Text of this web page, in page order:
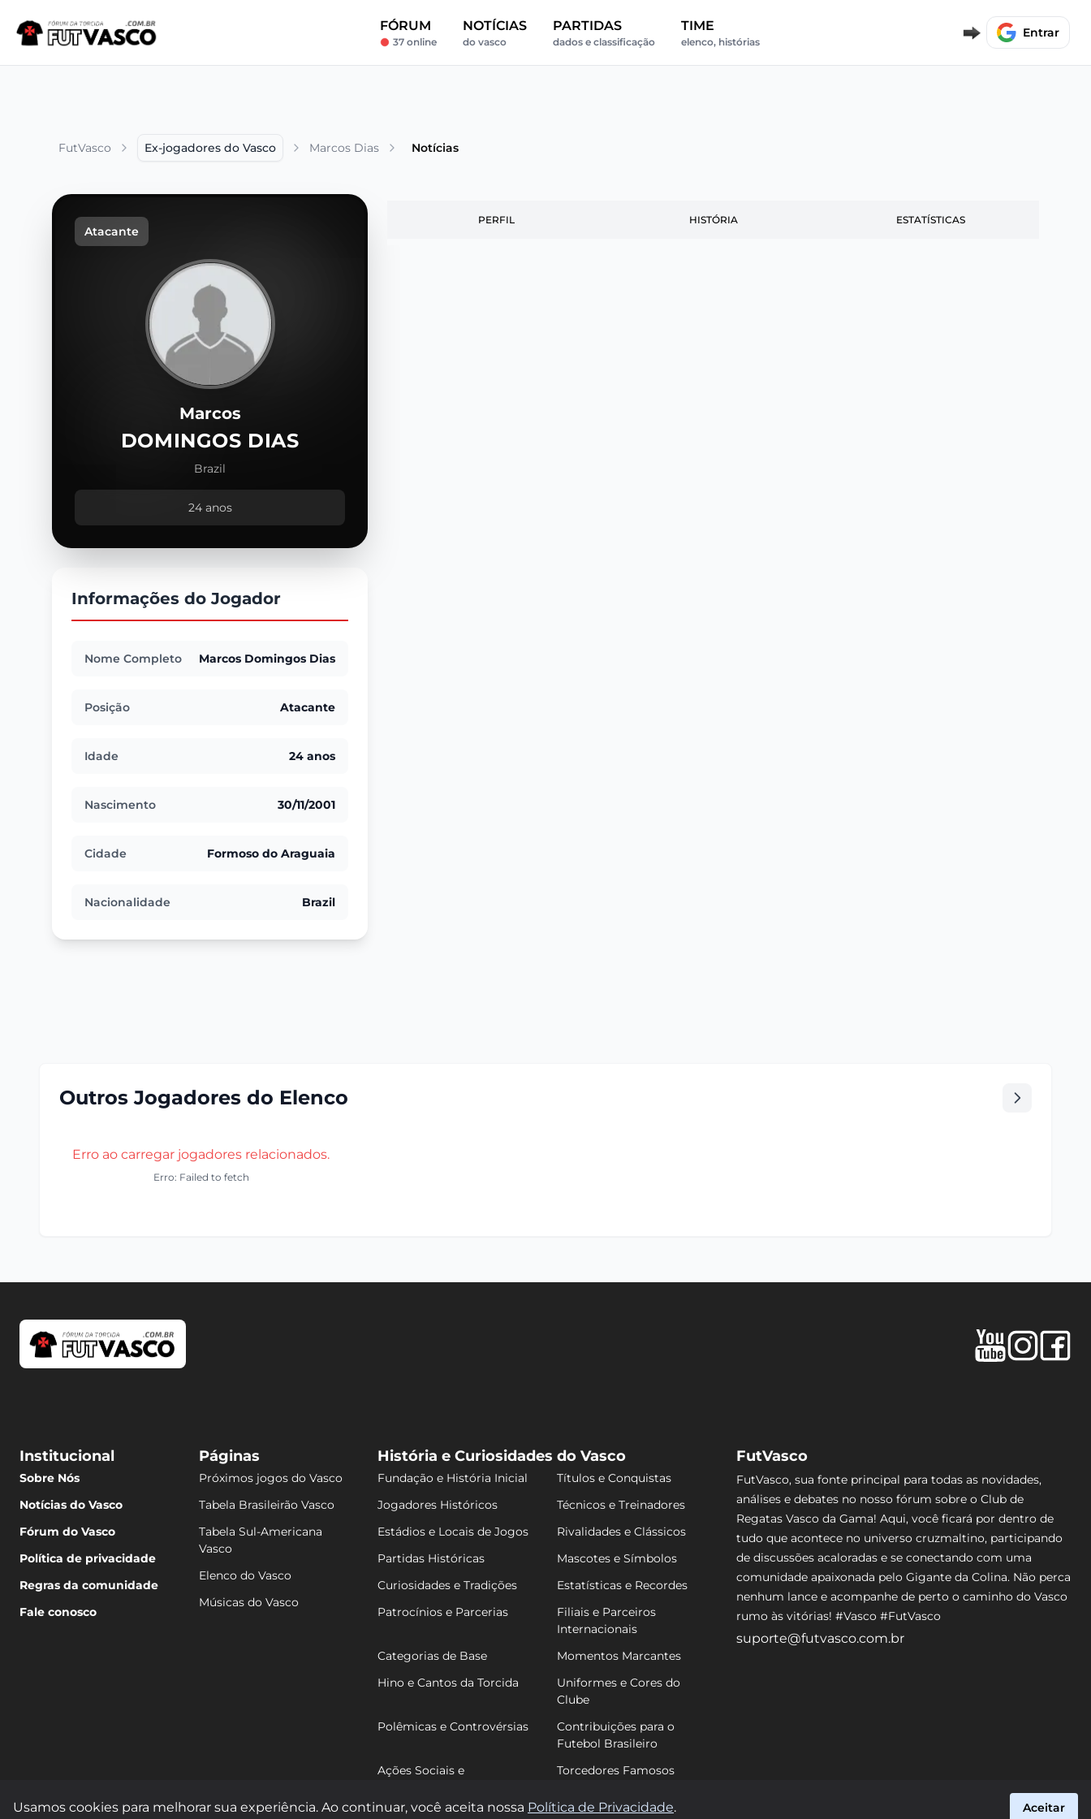
FÓRUM
37 online
NOTÍCIAS
do vasco
PARTIDAS
dados e classificação
TIME
elenco, histórias
Entrar
FutVasco Ex-jogadores do Vasco Marcos Dias Notícias
Atacante
Marcos
DOMINGOS DIAS
Brazil
24 anos
Informações do Jogador
Nome Completo Marcos Domingos Dias
Posição Atacante
Idade 24 anos
Nascimento 30/11/2001
Cidade Formoso do Araguaia
Nacionalidade Brazil
PERFIL HISTÓRIA ESTATÍSTICAS
Outros Jogadores do Elenco
Erro ao carregar jogadores relacionados.
Erro: Failed to fetch
Institucional
Sobre Nós
Notícias do Vasco
Fórum do Vasco
Política de privacidade
Regras da comunidade
Fale conosco
Páginas
Próximos jogos do Vasco
Tabela Brasileirão Vasco
Tabela Sul-Americana
Vasco
Elenco do Vasco
Músicas do Vasco
História e Curiosidades do Vasco
Fundação e História Inicial
Títulos e Conquistas
Jogadores Históricos
Técnicos e Treinadores
Estádios e Locais de Jogos
Rivalidades e Clássicos
Partidas Históricas
Mascotes e Símbolos
Curiosidades e Tradições
Estatísticas e Recordes
Patrocínios e Parcerias
Filiais e Parceiros
Internacionais
Categorias de Base
Momentos Marcantes
Hino e Cantos da Torcida
Uniformes e Cores do
Clube
Polêmicas e Controvérsias
Contribuições para o
Futebol Brasileiro
Ações Sociais e
Torcedores Famosos
FutVasco
FutVasco, sua fonte principal para todas as novidades,
análises e debates no nosso fórum sobre o Club de
Regatas Vasco da Gama! Aqui, você ficará por dentro de
tudo que acontece no universo cruzmaltino, participando
de discussões acaloradas e se conectando com uma
comunidade apaixonada pelo Gigante da Colina. Não perca
nenhum lance e acompanhe de perto o caminho do Vasco
rumo às vitórias! #Vasco #FutVasco
suporte@futvasco.com.br
© 2026 FutVasco. Todos os direitos reservados.
Usamos cookies para melhorar sua experiência. Ao continuar, você aceita nossa Política de Privacidade. Aceitar